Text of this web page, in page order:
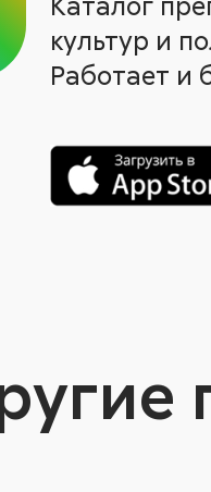
культур и
Работает и